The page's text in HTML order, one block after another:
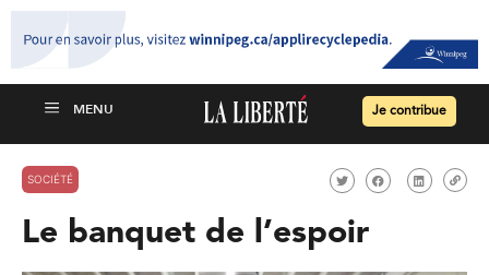
Je contribue
SOCIÉTÉ
Le banquet de l’espoir